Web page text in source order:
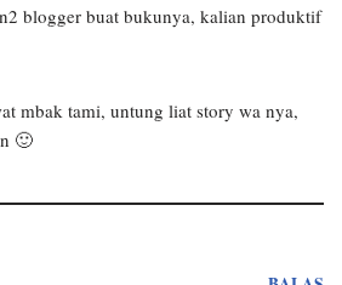
blogger buat bukunya, kalian produktif
mbak tami, untung liat story wa nya,
🙂